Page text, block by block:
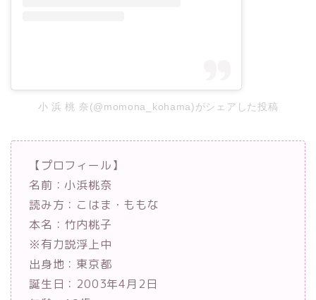
小 浜 桃 奈(@momona_kohama)がシェアした投稿
【プロフィール】
名前：小浜桃奈
読み方：こはま・ももな
本名：竹内桃子
※有力説浮上中
出身地：東京都
誕生日：2003年4月2日